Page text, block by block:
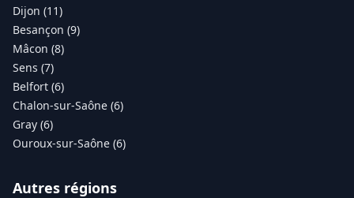
Dijon (11)
Besançon (9)
Mâcon (8)
Sens (7)
Belfort (6)
Chalon-sur-Saône (6)
Gray (6)
Ouroux-sur-Saône (6)
Autres régions